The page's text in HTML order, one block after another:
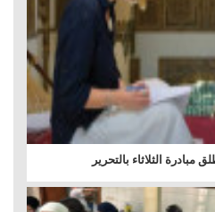
مبادرة الثلاثاء بالتحرير